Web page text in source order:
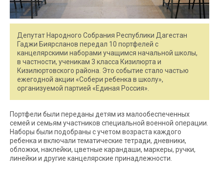
Депутат Народного Собрания Республики Дагестан
Гаджи Биярсланов передал 10 портфелей с
канцелярскими наборами учащимся начальной школы,
в частности, ученикам 3 класса Кизилюрта и
Кизилюртовского района. Это событие стало частью
ежегодной акции «Собери ребенка в школу»,
организуемой партией «Единая Россия».
Портфели были переданы детям из малообеспеченных
семей и семьям участников специальной военной операции.
Наборы были подобраны с учетом возраста каждого
ребенка и включали тематические тетради, дневники,
обложки, наклейки, цветные карандаши, маркеры, ручки,
линейки и другие канцелярские принадлежности.